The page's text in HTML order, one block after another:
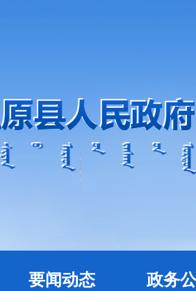
要闻动态 政务